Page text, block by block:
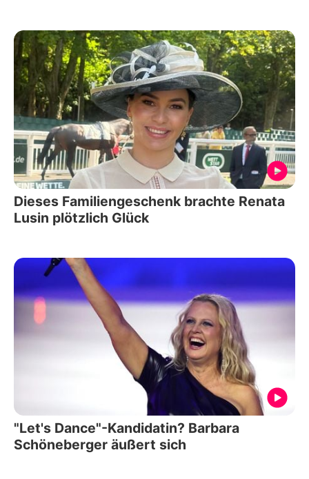
Dieses Familiengeschenk brachte Renata
Lusin plötzlich Glück
"Let's Dance"-Kandidatin? Barbara
Schöneberger äußert sich